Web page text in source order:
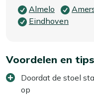
Almelo
Eindhoven
Voordelen en tips
Doordat de stoel
op